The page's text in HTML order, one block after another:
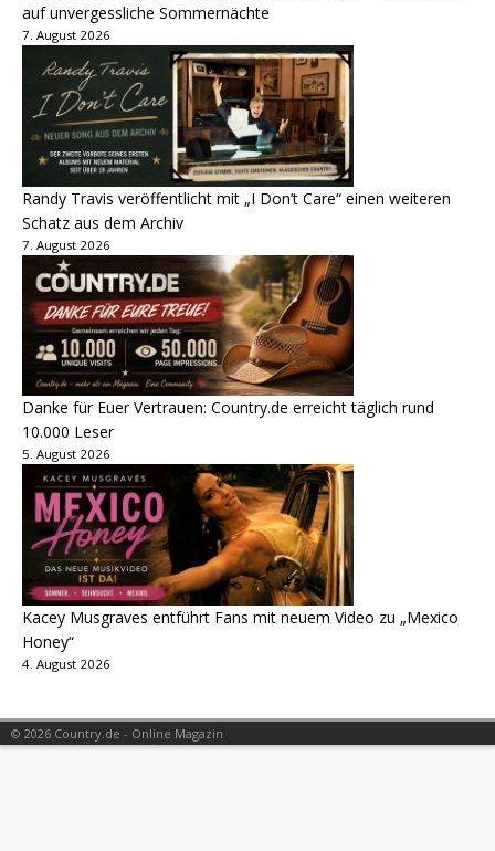
auf unvergessliche Sommernächte
7. August 2026
Randy Travis veröffentlicht mit „I Don’t Care“ einen weiteren
Schatz aus dem Archiv
7. August 2026
Danke für Euer Vertrauen: Country.de erreicht täglich rund
10.000 Leser
5. August 2026
Kacey Musgraves entführt Fans mit neuem Video zu „Mexico
Honey“
4. August 2026
© 2026 Country.de - Online Magazin